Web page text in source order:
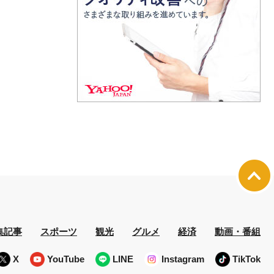
記事 スポーツ 観光 グルメ 経済 動画・番組
X YouTube LINE Instagram TikTok